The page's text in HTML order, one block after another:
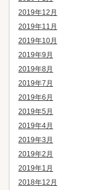
2019年12月
2019年11月
2019年10月
2019年9月
2019年8月
2019年7月
2019年6月
2019年5月
2019年4月
2019年3月
2019年2月
2019年1月
2018年12月